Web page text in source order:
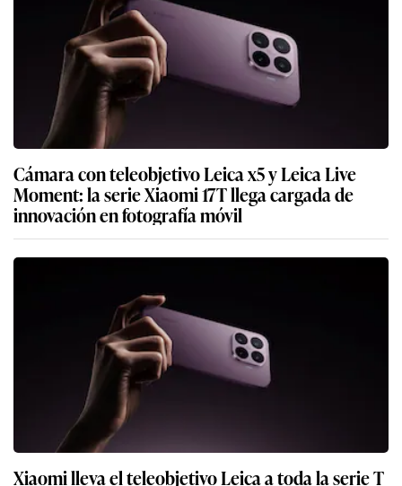
Cámara con teleobjetivo Leica x5 y Leica Live
Moment: la serie Xiaomi 17T llega cargada de
innovación en fotografía móvil
Xiaomi lleva el teleobjetivo Leica a toda la serie T